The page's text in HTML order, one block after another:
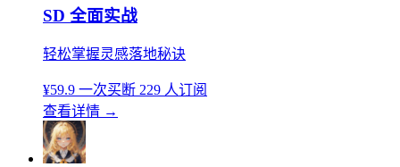
SD 全面实战
轻松掌握灵感落地秘诀
¥59.9 一次买断 229 人订阅
查看详情 →